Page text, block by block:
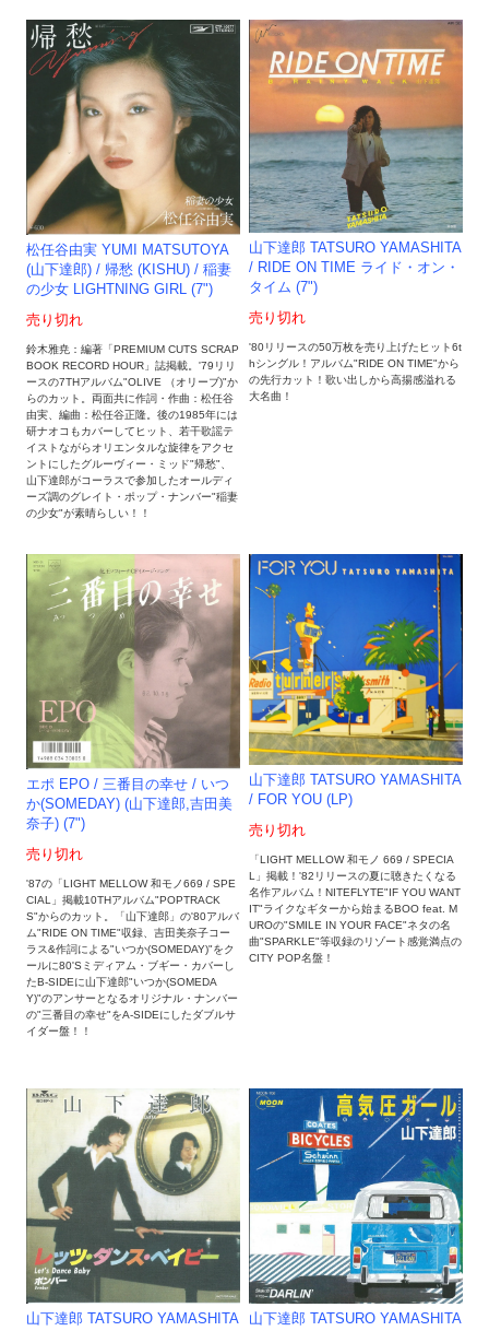
松任谷由実 YUMI MATSUTOYA
(山下達郎) / 帰愁 (KISHU) / 稲妻
の少女 LIGHTNING GIRL (7")
売り切れ
鈴木雅尭：編著「PREMIUM CUTS SCRAP
BOOK RECORD HOUR」誌掲載。'79リリ
ースの7THアルバム"OLIVE （オリーブ)"か
らのカット。両面共に作詞・作曲：松任谷
由実、編曲：松任谷正隆。後の1985年には
研ナオコもカバーしてヒット、若干歌謡テ
イストながらオリエンタルな旋律をアクセ
ントにしたグルーヴィー・ミッド"帰愁"、
山下達郎がコーラスで参加したオールディ
ーズ調のグレイト・ポップ・ナンバー"稲妻
の少女"が素晴らしい！！
山下達郎 TATSURO YAMASHITA
/ RIDE ON TIME ライド・オン・
タイム (7")
売り切れ
'80リリースの50万枚を売り上げたヒット6t
hシングル！アルバム"RIDE ON TIME"から
の先行カット！歌い出しから高揚感溢れる
大名曲！
エポ EPO / 三番目の幸せ / いつ
か(SOMEDAY) (山下達郎,吉田美
奈子) (7")
売り切れ
'87の「LIGHT MELLOW 和モノ669 / SPE
CIAL」掲載10THアルバム"POPTRACK
S"からのカット。「山下達郎」の'80アルバ
ム"RIDE ON TIME"収録、吉田美奈子コー
ラス&作詞による"いつか(SOMEDAY)"をク
ールに80'Sミディアム・ブギー・カバーし
たB-SIDEに山下達郎"いつか(SOMEDA
Y)"のアンサーとなるオリジナル・ナンバー
の"三番目の幸せ"をA-SIDEにしたダブルサ
イダー盤！！
山下達郎 TATSURO YAMASHITA
/ FOR YOU (LP)
売り切れ
「LIGHT MELLOW 和モノ 669 / SPECIA
L」掲載！'82リリースの夏に聴きたくなる
名作アルバム！NITEFLYTE"IF YOU WANT
IT"ライクなギターから始まるBOO feat. M
UROの"SMILE IN YOUR FACE"ネタの名
曲"SPARKLE"等収録のリゾート感覚満点の
CITY POP名盤！
山下達郎 TATSURO YAMASHITA
山下達郎 TATSURO YAMASHITA